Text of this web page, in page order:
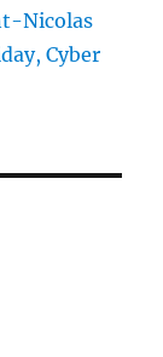
Nicolas
Cyber